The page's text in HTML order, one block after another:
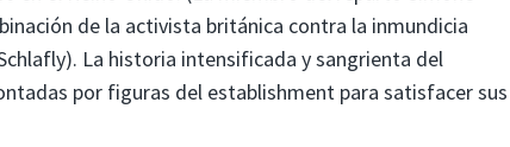
de la activista británica contra la inmundicia
La historia intensificada y sangrienta del
por figuras del establishment para satisfacer sus